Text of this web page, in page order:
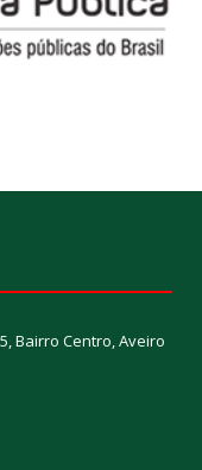
Bairro Centro, Aveiro